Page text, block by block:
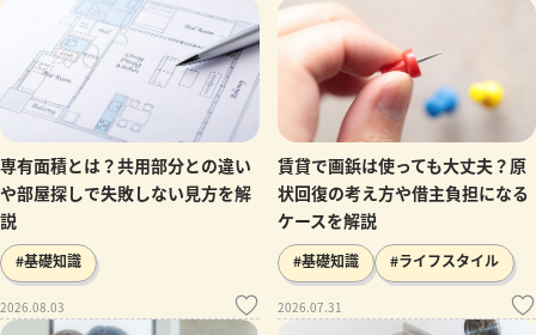
専有面積とは？共用部分との違い
や部屋探しで失敗しない見方を解
説
#基礎知識
2026.08.03
賃貸で画鋲は使っても大丈夫？原
状回復の考え方や借主負担になる
ケースを解説
#基礎知識 #ライフスタイル
2026.07.31